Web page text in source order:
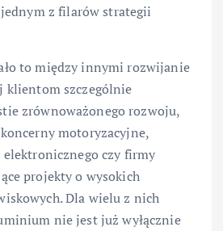
z filarów strategii
to między innymi rozwijanie
klientom szczególnie
zrównoważonego rozwoju,
motoryzacyjne,
czy firmy
projekty o wysokich
Dla wielu z nich
nie jest już wyłącznie